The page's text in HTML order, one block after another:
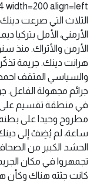
الثلاث التي صرعت دينك
الأرمني، الأمل بتركيا
الأرمن والأتراك. منذ
هرانت دينك. جريمة
والسياسي المثقف
جرائم مجهولة
في منطقة تقسيم على
مطروح وحيدا على
الحشد الكبير من
تجمهروا في مكان
كانت جثته هناك وكأن